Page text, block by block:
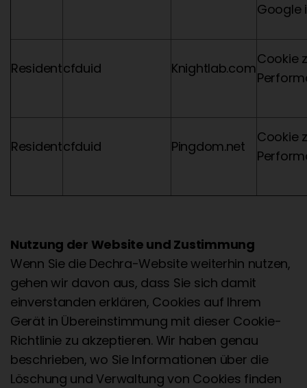
Google
Residentcfduid Knightlab.com
Cookie
Residentcfduid Pingdom.net
Cookie
Nutzung der Website und Zustimmung
Wenn Sie die Dechra-Website weiterhin nutzen,
gehen wir davon aus, dass Sie sich damit
einverstanden erklären, Cookies auf Ihrem
Gerät in Übereinstimmung mit dieser Cookie-
Richtlinie zu akzeptieren. Wir haben genau
beschrieben, wo Sie Informationen über die
Löschung und Verwaltung von Cookies finden